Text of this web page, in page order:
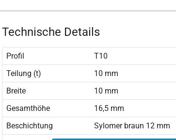
Technische Details
Profil
T10
Teilung (t)
10 mm
Breite
10 mm
Gesamthöhe
16,5 mm
Beschichtung
Sylomer braun 12 mm